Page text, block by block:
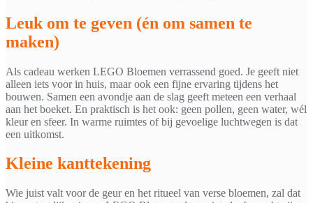
Leuk om te geven (én om samen te
maken)
Als cadeau werken LEGO Bloemen verrassend goed. Je geeft niet
alleen iets voor in huis, maar ook een fijne ervaring tijdens het
bouwen. Samen een avondje aan de slag geeft meteen een verhaal
aan het boeket. En praktisch is het ook: geen pollen, geen water, wél
kleur en sfeer. In warme ruimtes of bij gevoelige luchtwegen is dat
een uitkomst.
Kleine kanttekening
Wie juist valt voor de geur en het ritueel van verse bloemen, zal dat